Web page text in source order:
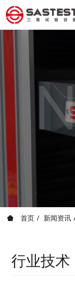
首页 新闻资讯
行业技术